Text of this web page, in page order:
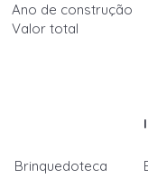
Ano de construção
Valor total
Brinquedoteca